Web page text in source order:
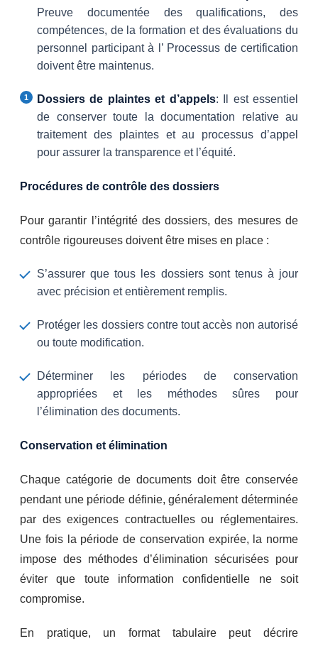
Preuve documentée des qualifications, des
compétences, de la formation et des évaluations du
personnel participant à l’ Processus de certification
doivent être maintenus.
Dossiers de plaintes et d’appels: Il est essentiel
de conserver toute la documentation relative au
traitement des plaintes et au processus d’appel
pour assurer la transparence et l’équité.
Procédures de contrôle des dossiers
Pour garantir l’intégrité des dossiers, des mesures de
contrôle rigoureuses doivent être mises en place :
S’assurer que tous les dossiers sont tenus à jour
avec précision et entièrement remplis.
Protéger les dossiers contre tout accès non autorisé
ou toute modification.
Déterminer les périodes de conservation
appropriées et les méthodes sûres pour
l’élimination des documents.
Conservation et élimination
Chaque catégorie de documents doit être conservée
pendant une période définie, généralement déterminée
par des exigences contractuelles ou réglementaires.
Une fois la période de conservation expirée, la norme
impose des méthodes d’élimination sécurisées pour
éviter que toute information confidentielle ne soit
compromise.
En pratique, un format tabulaire peut décrire